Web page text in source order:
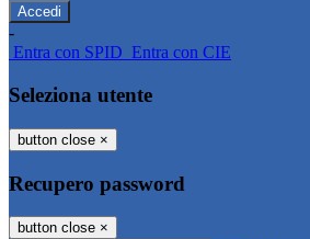
-
Entra con SPID Entra con CIE
Seleziona utente
button close ×
Recupero password
button close ×